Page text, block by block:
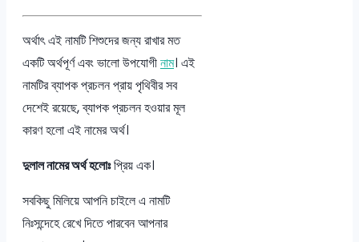
অর্থাৎ এই নামটি শিশুদের জন্য রাখার মত
একটি অর্থপূর্ণ এবং ভালো উপযোগীনাম। এই
নামটির ব্যাপক প্রচলন প্রায় পৃথিবীর সব
দেশেই রয়েছে, ব্যাপক প্রচলন হওয়ার মূল
কারণ হলো এই নামের অর্থ।
দুলাল নামের অর্থ হলোঃপ্রিয় এক।
সবকিছু মিলিয়ে আপনি চাইলে এ নামটি
নিঃসন্দেহে রেখে দিতে পারবেন আপনার